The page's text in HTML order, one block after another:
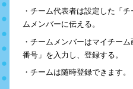
・チーム代表者は設定した「
ムメンバーに伝える。
・チームメンバーはマイチー
番号」を入力し、登録する。
・チームは随時登録できます。